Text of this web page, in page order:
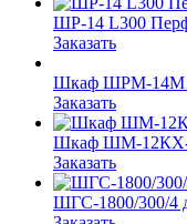
ШР-14 L300
Заказать
Шкаф ШРМ-14М
Заказать
Шкаф ШМ-
Заказать
ШГС-1800/300/4